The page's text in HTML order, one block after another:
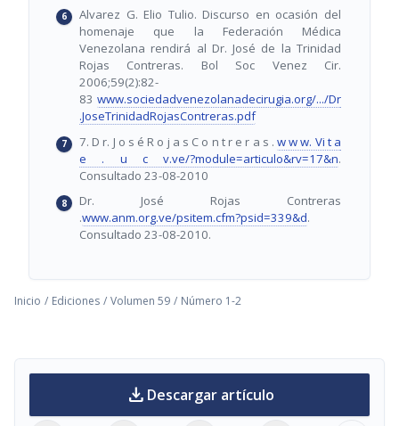
Alvarez G. Elio Tulio. Discurso en ocasión del
homenaje que la Federación Médica
Venezolana rendirá al Dr. José de la Trinidad
Rojas Contreras. Bol Soc Venez Cir.
2006;59(2):82-
83 www.sociedadvenezolanadecirugia.org/.../Dr
.JoseTrinidadRojasContreras.pdf
7. D r. J o s é R o j a s C o n t r e r a s . w w w. Vi t a
e . u c v.ve/?module=articulo&rv=17&n.
Consultado 23-08-2010
Dr. José Rojas Contreras
.www.anm.org.ve/psitem.cfm?psid=339&d.
Consultado 23-08-2010.
Inicio / Ediciones / Volumen 59 / Número 1-2
download Descargar artículo